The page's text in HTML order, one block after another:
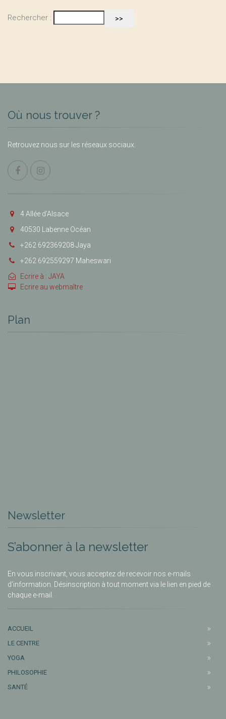
Rechercher :
Où nous trouver ?
Retrouvez nous sur les réseaux sociaux.
4 Allée d’Alsace
40530 Labenne Océan
+262 692369208 Jaya
+262 692559297 Maheswari
Ecrire à : JAYA
Ecrire au webmaître
Plan
Newsletter
S’abonner à la newsletter
En vous inscrivant, vous acceptez de recevoir nos e-mails
d’information. Désinscription à tout moment via le lien en pied de
chaque e-mail.
ACCUEIL
LE CENTRE
YOGA
PHILOSOPHIE
SANTÉ